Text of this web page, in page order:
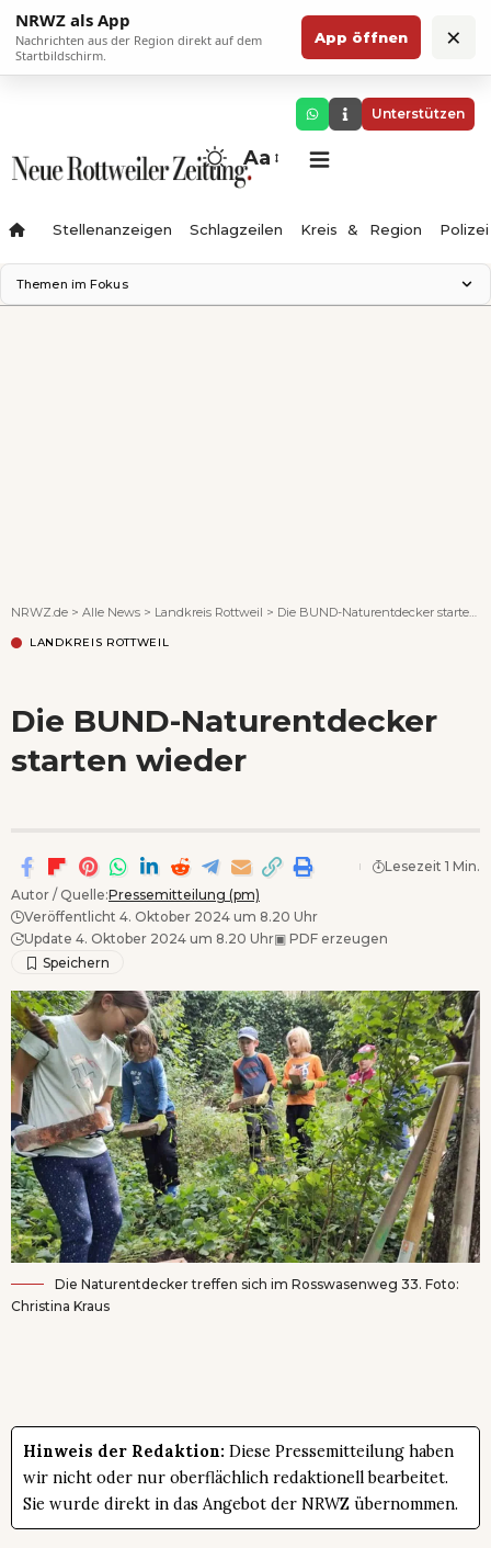
NRWZ als App
Nachrichten aus der Region direkt auf dem
Startbildschirm.
App öffnen ×
Unterstützen
Aa
Stellenanzeigen Schlagzeilen Kreis & Region Polizei
Themen im Fokus
NRWZ.de > Alle News > Landkreis Rottweil > Die BUND-Naturentdecker starten wieder
LANDKREIS ROTTWEIL
Die BUND-Naturentdecker
starten wieder
Autor / Quelle:Pressemitteilung (pm)
Veröffentlicht 4. Oktober 2024 um 8.20 Uhr
Update 4. Oktober 2024 um 8.20 Uhr▣ PDF erzeugen
Lesezeit 1 Min.
Die Naturentdecker treffen sich im Rosswasenweg 33. Foto:
Christina Kraus
Hinweis der Redaktion: Diese Pressemitteilung haben
wir nicht oder nur oberflächlich redaktionell bearbeitet.
Sie wurde direkt in das Angebot der NRWZ übernommen.